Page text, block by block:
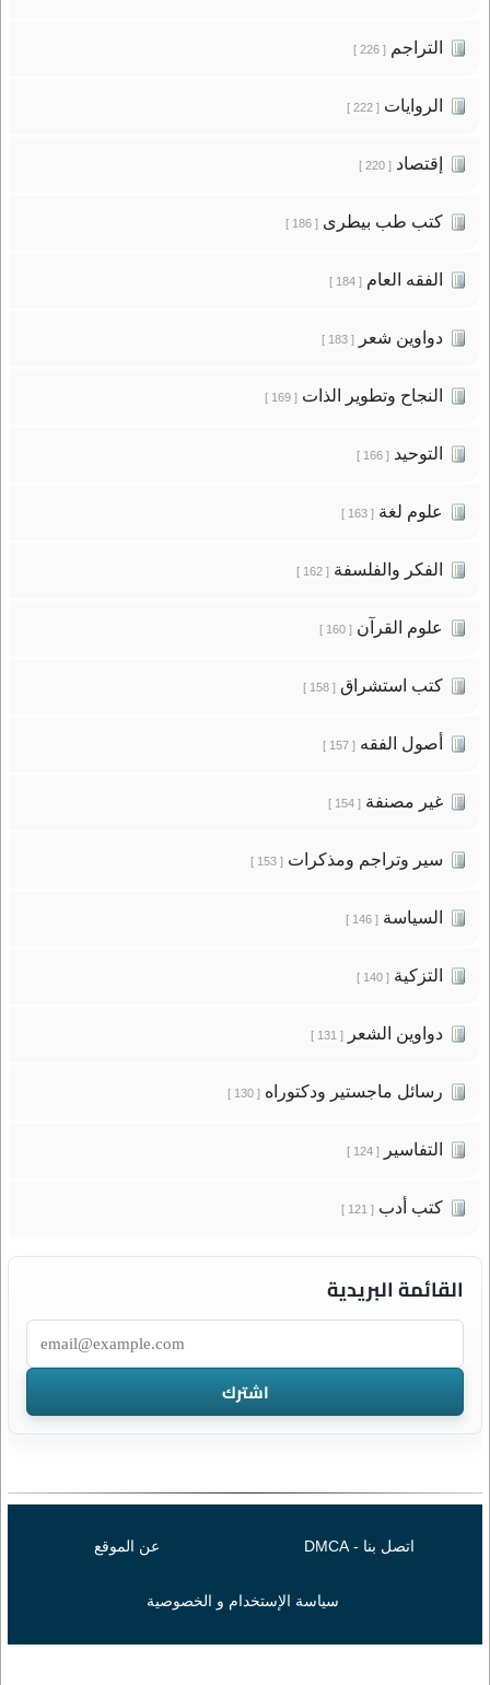
التراجم[ 226 ]
الروايات[ 222 ]
إقتصاد[ 220 ]
كتب طب بيطرى[ 186 ]
الفقه العام[ 184 ]
دواوين شعر[ 183 ]
النجاح وتطوير الذات[ 169 ]
التوحيد[ 166 ]
علوم لغة[ 163 ]
الفكر والفلسفة[ 162 ]
علوم القرآن[ 160 ]
كتب استشراق[ 158 ]
أصول الفقه[ 157 ]
غير مصنفة[ 154 ]
سير وتراجم ومذكرات[ 153 ]
السياسة[ 146 ]
التزكية[ 140 ]
دواوين الشعر[ 131 ]
رسائل ماجستير ودكتوراه[ 130 ]
التفاسير[ 124 ]
كتب أدب[ 121 ]
القائمة البريدية
اتصل بنا - DMCA عن الموقع
سياسة الإستخدام و الخصوصية